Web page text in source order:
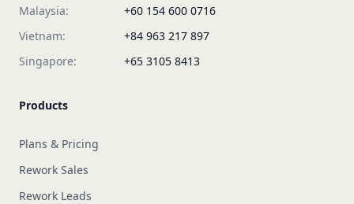
Malaysia:
+60 154 600 0716
Vietnam:
+84 963 217 897
Singapore:
+65 3105 8413
Products
Plans & Pricing
Rework Sales
Rework Leads